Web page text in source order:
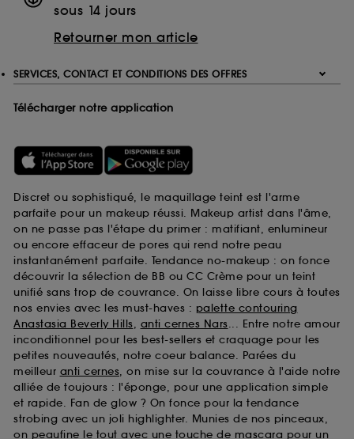
sous 14 jours
Retourner mon article
SERVICES, CONTACT ET CONDITIONS DES OFFRES
Télécharger notre application
Discret ou sophistiqué, le maquillage teint est l'arme
parfaite pour un makeup réussi. Makeup artist dans l'âme,
on ne passe pas l'étape du primer : matifiant, enlumineur
ou encore effaceur de pores qui rend notre peau
instantanément parfaite. Tendance no-makeup : on fonce
découvrir la sélection de BB ou CC Crème pour un teint
unifié sans trop de couvrance. On laisse libre cours à toutes
nos envies avec les must-haves : palette contouring
Anastasia Beverly Hills, anti cernes Nars... Entre notre amour
inconditionnel pour les best-sellers et craquage pour les
petites nouveautés, notre coeur balance. Parées du
meilleur anti cernes, on mise sur la couvrance à l'aide notre
alliée de toujours : l'éponge, pour une application simple
et rapide. Fan de glow ? On fonce pour la tendance
strobing avec un joli highlighter. Munies de nos pinceaux,
on peaufine le tout avec une touche de mascara pour un